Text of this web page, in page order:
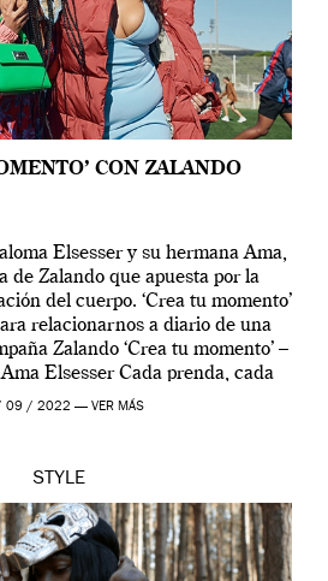
CON ZALANDO
Elsesser y su hermana Ama,
de Zalando que apuesta por la
del cuerpo. ‘Crea tu momento’
relacionarnos a diario de una
Zalando ‘Crea tu momento’ –
Elsesser Cada prenda, cada
momento, caracteriza […]
09 / 2022 — VER MÁS
STYLE